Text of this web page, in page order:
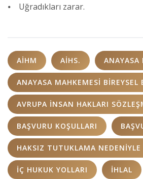
⦁ Uğradıkları zarar.
AİHM AİHS. ANAYASA
ANAYASA MAHKEMESI BIREYSEL
AVRUPA İNSAN HAKLARI
BAŞVURU KOŞULLARI
HAKSIZ TUTUKLAMA
IÇ HUKUK YOLLARI IHLAL